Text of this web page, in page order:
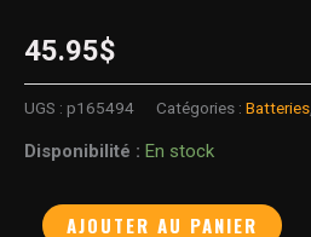
45.95$
UGS : p165494 Catégories : Batteries
Disponibilité : En stock
AJOUTER AU PANIER